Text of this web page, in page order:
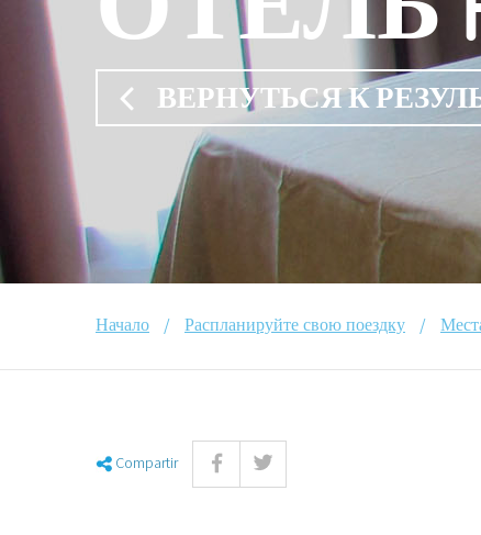
ВЕРНУТЬСЯ К
Начало / Распланируйте свою поездку /
Compartir